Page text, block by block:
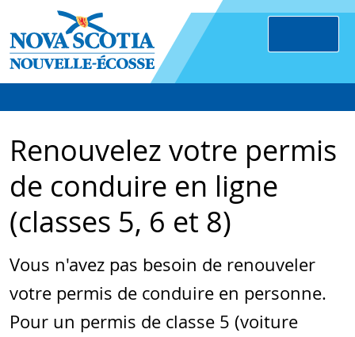
Renouvelez votre permis
de conduire en ligne
(classes 5, 6 et 8)
Vous n'avez pas besoin de renouveler
votre permis de conduire en personne.
Pour un permis de classe 5 (voiture